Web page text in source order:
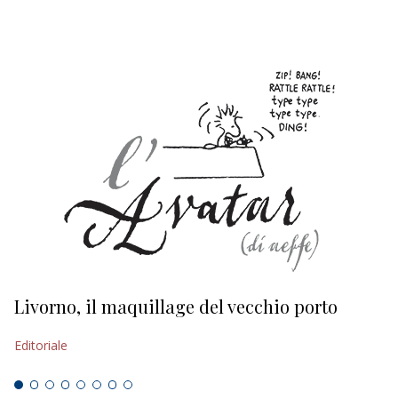
Livorno, il maquillage del vecchio porto
Editoriale